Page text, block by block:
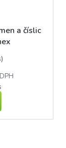
a číslic